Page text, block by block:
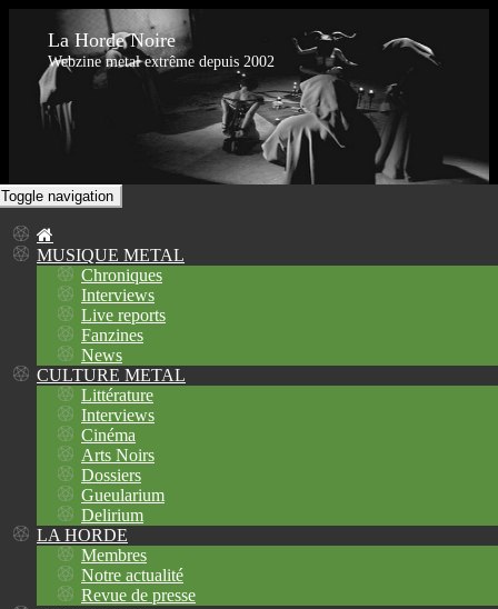
La Horde Noire
Webzine metal extrême depuis 2002
Toggle navigation
MUSIQUE METAL
Chroniques
Interviews
Live reports
Fanzines
News
CULTURE METAL
Littérature
Interviews
Cinéma
Arts Noirs
Dossiers
Gueularium
Delirium
LA HORDE
Membres
Notre actualité
Revue de presse